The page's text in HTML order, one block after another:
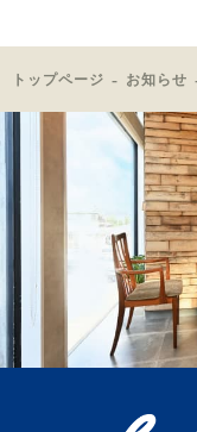
トップページ お知らせ